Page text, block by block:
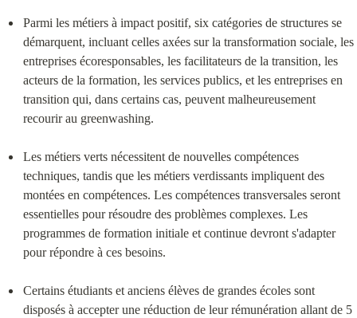
Parmi les métiers à impact positif, six catégories de structures se
démarquent, incluant celles axées sur la transformation sociale, les
entreprises écoresponsables, les facilitateurs de la transition, les
acteurs de la formation, les services publics, et les entreprises en
transition qui, dans certains cas, peuvent malheureusement
recourir au greenwashing.
Les métiers verts nécessitent de nouvelles compétences
techniques, tandis que les métiers verdissants impliquent des
montées en compétences. Les compétences transversales seront
essentielles pour résoudre des problèmes complexes. Les
programmes de formation initiale et continue devront s'adapter
pour répondre à ces besoins.
Certains étudiants et anciens élèves de grandes écoles sont
disposés à accepter une réduction de leur rémunération allant de 5